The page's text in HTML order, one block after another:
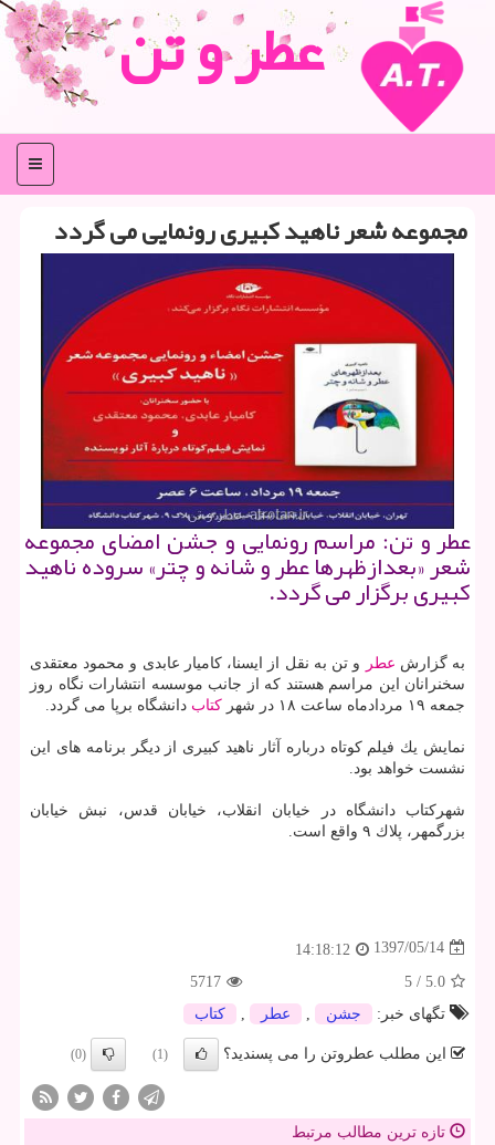
عطر و تن
منو
مجموعه شعر ناهید كبیری رونمایی می گردد
عطر و تن: مراسم رونمایی و جشن امضای مجموعه
شعر «بعدازظهرها عطر و شانه و چتر» سروده ناهید
كبیری برگزار می گردد.
به گزارش عطر
و تن به نقل از ایسنا، كامیار عابدی و محمود معتقدی
سخنرانان این مراسم هستند كه از جانب موسسه انتشارات نگاه روز
جمعه ۱۹ مردادماه ساعت ۱۸ در شهر
كتاب دانشگاه برپا می گردد.
نمایش یك فیلم كوتاه درباره آثار ناهید كبیری از دیگر برنامه های این
نشست خواهد بود.
شهركتاب دانشگاه در خیابان انقلاب، خیابان قدس، نبش خیابان
بزرگمهر، پلاك ۹ واقع است.
1397/05/14
14:18:12
5.0
/
5
5717
تگهای خبر:
جشن عطر كتاب
این مطلب عطروتن را می پسندید؟ (1)
(0)
تازه ترین مطالب مرتبط